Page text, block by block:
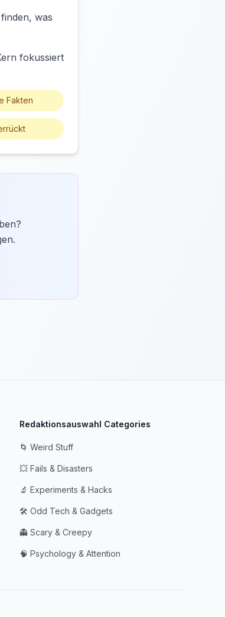
was
fokussiert
Fakten
Redaktionsauswahl Categories
🌀 Weird Stuff
💥 Fails & Disasters
🔬 Experiments & Hacks
🛠️ Odd Tech & Gadgets
👻 Scary & Creepy
🧠 Psychology & Attention